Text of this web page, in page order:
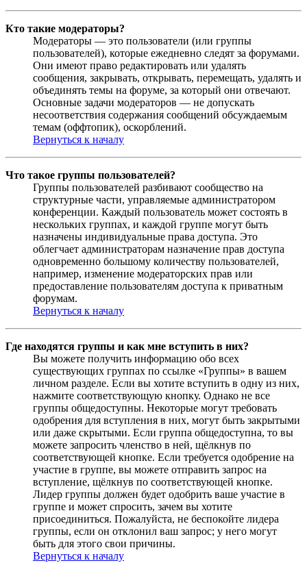
Кто такие модераторы?
Модераторы — это пользователи (или группы
пользователей), которые ежедневно следят за форумами.
Они имеют право редактировать или удалять
сообщения, закрывать, открывать, перемещать, удалять и
объединять темы на форуме, за который они отвечают.
Основные задачи модераторов — не допускать
несоответствия содержания сообщений обсуждаемым
темам (оффтопик), оскорблений.
Вернуться к началу
Что такое группы пользователей?
Группы пользователей разбивают сообщество на
структурные части, управляемые администратором
конференции. Каждый пользователь может состоять в
нескольких группах, и каждой группе могут быть
назначены индивидуальные права доступа. Это
облегчает администраторам назначение прав доступа
одновременно большому количеству пользователей,
например, изменение модераторских прав или
предоставление пользователям доступа к приватным
форумам.
Вернуться к началу
Где находятся группы и как мне вступить в них?
Вы можете получить информацию обо всех
существующих группах по ссылке «Группы» в вашем
личном разделе. Если вы хотите вступить в одну из них,
нажмите соответствующую кнопку. Однако не все
группы общедоступны. Некоторые могут требовать
одобрения для вступления в них, могут быть закрытыми
или даже скрытыми. Если группа общедоступна, то вы
можете запросить членство в ней, щёлкнув по
соответствующей кнопке. Если требуется одобрение на
участие в группе, вы можете отправить запрос на
вступление, щёлкнув по соответствующей кнопке.
Лидер группы должен будет одобрить ваше участие в
группе и может спросить, зачем вы хотите
присоединиться. Пожалуйста, не беспокойте лидера
группы, если он отклонил ваш запрос; у него могут
быть для этого свои причины.
Вернуться к началу